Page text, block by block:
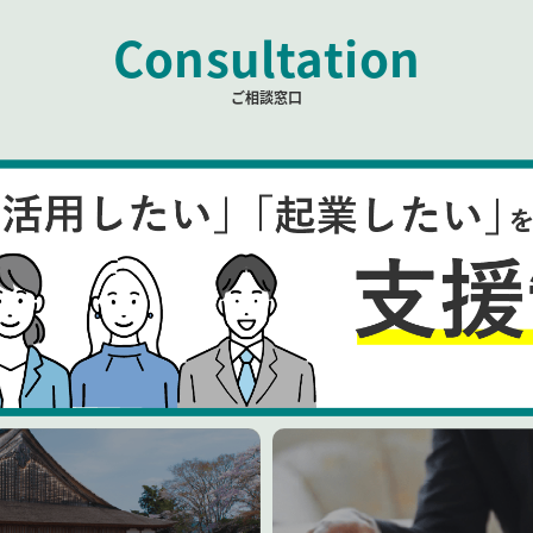
Consultation
ご相談窓口